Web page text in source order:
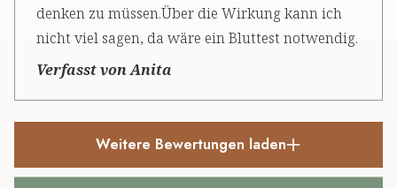
denken zu müssen.Über die Wirkung kann ich
nicht viel sagen, da wäre ein Bluttest notwendig.
Verfasst von Anita
Weitere Bewertungen laden